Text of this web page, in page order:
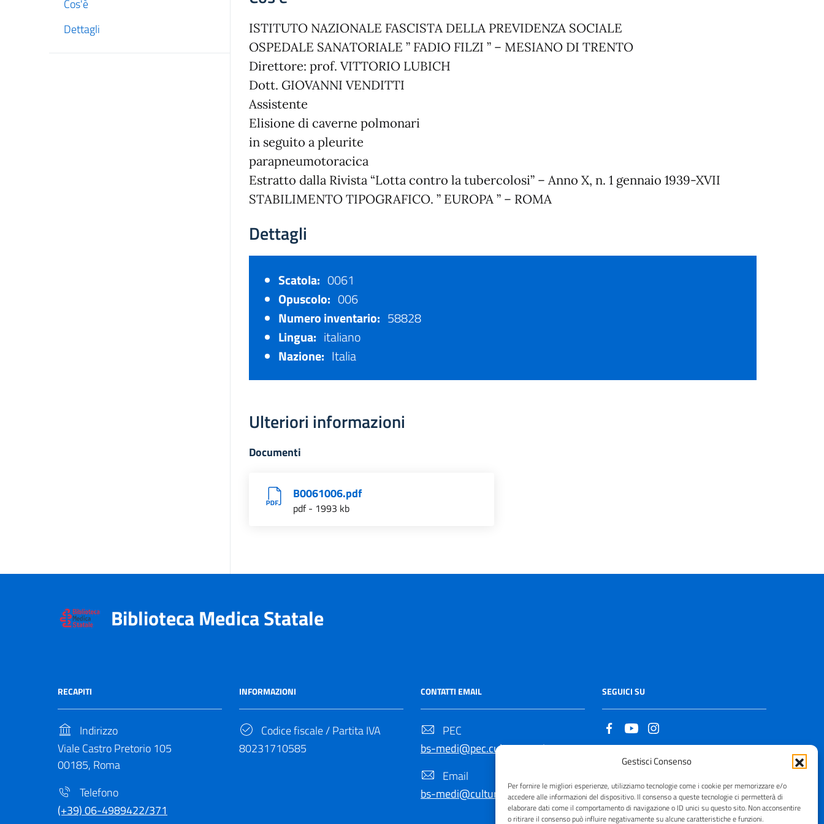
Gestisci Consenso
Per fornire le migliori esperienze, utilizziamo tecnologie come i cookie per memorizzare e/o
accedere alle informazioni del dispositivo. Il consenso a queste tecnologie ci permetterà di
elaborare dati come il comportamento di navigazione o ID unici su questo sito. Non acconsentire
o ritirare il consenso può influire negativamente su alcune caratteristiche e funzioni.
Cos'è
Dettagli
ISTITUTO NAZIONALE FASCISTA DELLA PREVIDENZA SOCIALE
OSPEDALE SANATORIALE ” FADIO FILZI ” – MESIANO DI TRENTO
Direttore: prof. VITTORIO LUBICH
Dott. GIOVANNI VENDITTI
Assistente
Elisione di caverne polmonari
in seguito a pleurite
parapneumotoracica
Estratto dalla Rivista “Lotta contro la tubercolosi” – Anno X, n. 1 gennaio 1939-XVII
STABILIMENTO TIPOGRAFICO. ” EUROPA ” – ROMA
Dettagli
Scatola: 0061
Opuscolo: 006
Numero inventario: 58828
Lingua: italiano
Nazione: Italia
Ulteriori informazioni
Documenti
B0061006.pdf
pdf - 1993 kb
Biblioteca Medica Statale
RECAPITI
Indirizzo
Viale Castro Pretorio 105
00185, Roma
Telefono
(+39) 06-4989422/371
INFORMAZIONI
Codice fiscale / Partita IVA
80231710585
CONTATTI EMAIL
PEC
bs-medi@pec.cultura.gov.it
Email
bs-medi@cultura.gov.it
SEGUICI SU
Copyright © 2021 - 2026